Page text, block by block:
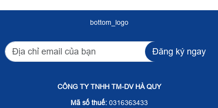
bottom_logo
Đăng ký ngay
CÔNG TY TNHH TM-DV HÀ QUY
Mã số thuế:0316363433